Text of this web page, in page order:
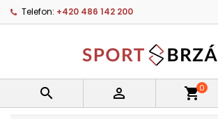
Telefon: +420 486 142 200
  shopping_cart0